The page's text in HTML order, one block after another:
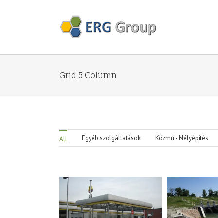
Grid 5 Column
All Egyéb szolgáltatások Közmű - Mélyépítés
Szigetköz mentett oldal,
Pér,